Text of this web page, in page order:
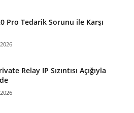
Pro Tedarik Sorunu ile Karşı
Relay IP Sızıntısı Açığıyla